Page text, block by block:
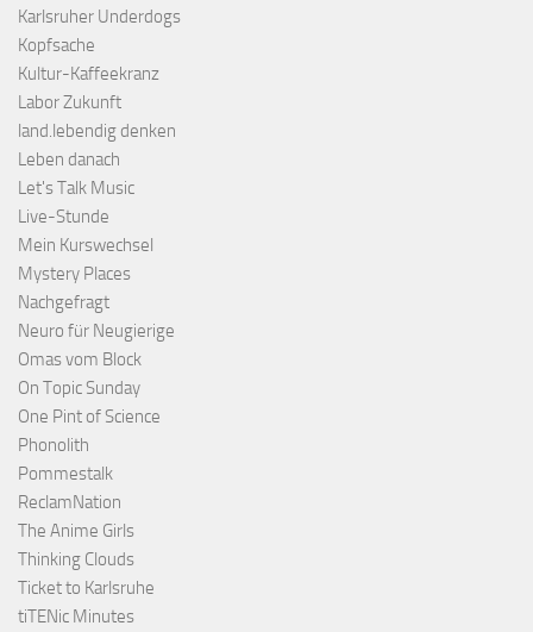
Karlsruher Underdogs
Kopfsache
Kultur-Kaffeekranz
Labor Zukunft
land.lebendig denken
Leben danach
Let's Talk Music
Live-Stunde
Mein Kurswechsel
Mystery Places
Nachgefragt
Neuro für Neugierige
Omas vom Block
On Topic Sunday
One Pint of Science
Phonolith
Pommestalk
ReclamNation
The Anime Girls
Thinking Clouds
Ticket to Karlsruhe
tiTENic Minutes